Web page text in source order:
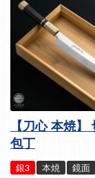
【刀心 本焼】
包丁
銀3 本焼 鏡面